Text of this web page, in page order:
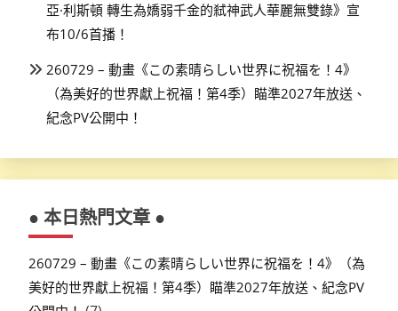
亞·利斯頓 轉生為嬌弱千金的弒神武人華麗無雙錄》宣
布10/6首播！
260729 – 動畫《この素晴らしい世界に祝福を！4》
（為美好的世界獻上祝福！第4季）瞄準2027年放送、
紀念PV公開中！
● 本日熱門文章 ●
260729 – 動畫《この素晴らしい世界に祝福を！4》（為
美好的世界獻上祝福！第4季）瞄準2027年放送、紀念PV